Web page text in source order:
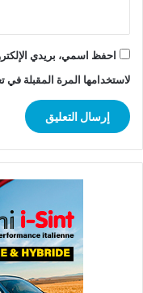
احفظ اسمي، بريدي
لاستخدامها المرة المقبلة في